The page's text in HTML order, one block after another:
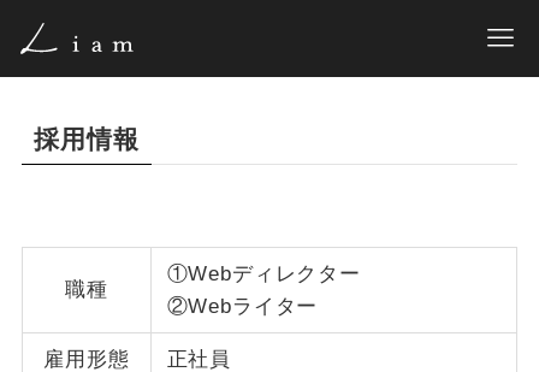
採用情報
職種
①Webディレクター
②Webライター
雇用形態 正社員